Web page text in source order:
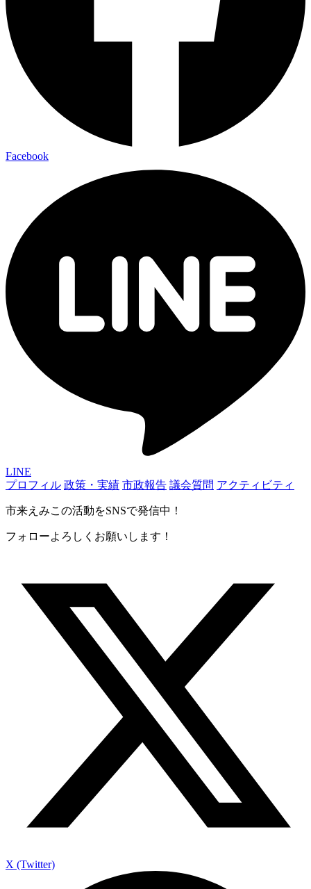
Facebook
LINE
プロフィル 政策・実績 市政報告 議会質問 アクティビティ
市来えみこの活動をSNSで発信中！
フォローよろしくお願いします！
X (Twitter)